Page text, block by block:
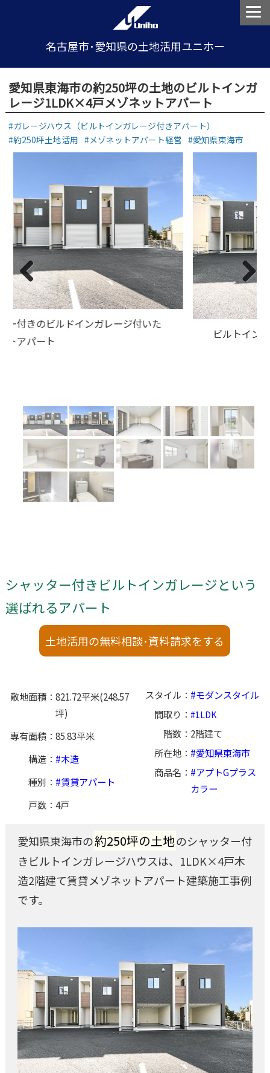
名古屋市･愛知県の土地活用ユニホー
愛知県東海市の約250坪の土地のビルトインガ
レージ1LDK×4戸メゾネットアパート
ガレージハウス（ビルトインガレージ付きアパート）
約250坪土地活用
メゾネットアパート経営 愛知県東海市
ビルトインガレージの奥から2階へ
Previous Next
シャッター付きビルトインガレージという
選ばれるアパート
土地活用の無料相談･資料請求をする
敷地面積
821.72平米(248.57
坪)
専有面積
85.83平米
構造
木造
種別
賃貸アパート
戸数
4戸
スタイル
モダンスタイル
間取り
1LDK
階数
2階建て
所在地
愛知県東海市
商品名
アプトGプラス
カラー
愛知県東海市の約250坪の土地のシャッター付
きビルトインガレージハウスは、1LDK×4戸木
造2階建て賃貸メゾネットアパート建築施工事例
です。